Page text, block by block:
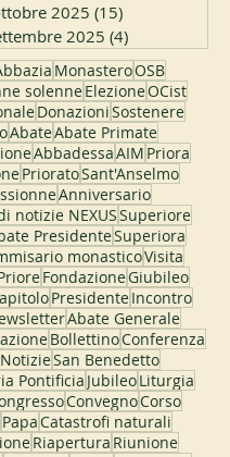
2025 (15)15 post
2025 (4)4 post
MonasteroOSB
solenneElezioneOCist
DonazioniSostenere
AbateAbate Primate
AbbadessaAIM Priora
PrioratoSant'Anselmo
Anniversario
notizie NEXUSSuperiore
PresidenteSuperiora
monasticoVisita
FondazioneGiubileo
PresidenteIncontro
Abate Generale
BollettinoConferenza
NotizieSan Benedetto
Pontificia JubileoLiturgia
ConvegnoCorso
PapaCatastrofi naturali
Riapertura Riunione